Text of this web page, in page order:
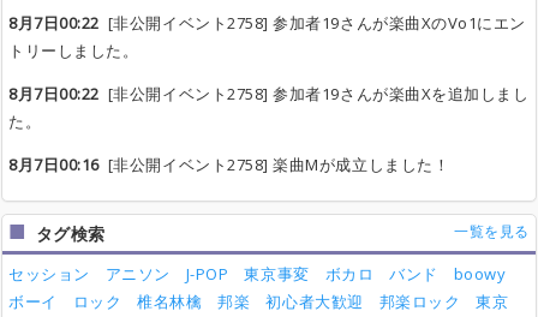
8月7日00:22 [非公開イベント2758] 参加者19さんが楽曲XのVo1にエン
トリーしました。
8月7日00:22 [非公開イベント2758] 参加者19さんが楽曲Xを追加しまし
た。
8月7日00:16[非公開イベント2758] 楽曲Mが成立しました！
タグ検索 一覧を見る
セッション アニソン J-POP 東京事変 ボカロ バンド
boowy
ボーイ
ロック 椎名林檎 邦楽 初心者大歓迎 邦楽ロック
東京